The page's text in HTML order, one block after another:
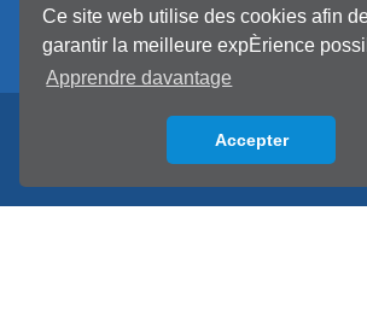
Ce site web utilise des cookies afin
garantir la meilleure expÈrience
Apprendre davantage
Accepter
Back to top